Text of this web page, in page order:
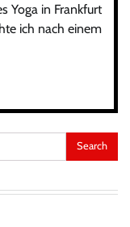
Yoga in Frankfurt
ich nach einem